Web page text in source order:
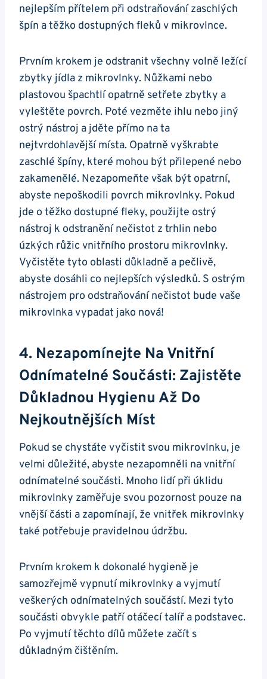
nejlepším přítelem při odstraňování zaschlých ​
špín a těžko dostupných fleků v mikrovlnce.
Prvním⁣ krokem je odstranit​ všechny volně ležící
⁢zbytky jídla ​z ‍mikrovlnky. Nůžkami nebo
plastovou špachtlí ‍opatrně setřete ⁤zbytky a
vyleštěte povrch. Poté vezměte ihlu⁢ nebo ‍jiný
ostrý nástroj​ a jděte přímo na ta‍
nejtvrdohlavější ⁢místa. Opatrně vyškrabte
zaschlé špíny, které mohou být ​přilepené nebo
zakamenělé. Nezapomeňte však být opatrní,
abyste nepoškodili povrch mikrovlnky.‌ Pokud ​
jde o těžko dostupné fleky, ⁢použijte ostrý
nástroj k odstranění nečistot z trhlin‍ nebo
úzkých růžic vnitřního ‍prostoru mikrovlnky.
Vyčistěte tyto‍ oblasti důkladně a ‍pečlivě,
abyste dosáhli co nejlepších výsledků. ‍S ostrým
‌nástrojem pro odstraňování nečistot⁣ bude vaše
mikrovlnka​ vypadat ‌jako nová!
4. Nezapomínejte Na⁤ Vnitřní
⁣odnímatelné Součásti:⁤ Zajistěte
Důkladnou Hygienu Až Do​
Nejkoutnějších Míst
Pokud se chystáte vyčistit svou mikrovlnku, je
velmi důležité, abyste nezapomněli na⁢ vnitřní⁢
odnímatelné⁣ součásti. Mnoho ‍lidí při ⁢úklidu
mikrovlnky‌ zaměřuje⁤ svou ⁣pozornost pouze na
vnější⁣ části a ⁣zapomínají, že ⁤vnitřek mikrovlnky
také ⁤potřebuje pravidelnou údržbu.
Prvním ​krokem k dokonalé hygieně je
‌samozřejmě vypnutí⁤ mikrovlnky​ a vyjmutí
veškerých odnímatelných součástí. ​Mezi tyto
součásti obvykle patří otáčecí talíř a podstavec.
‌Po vyjmutí těchto dílů‌ můžete začít s
důkladným čištěním.